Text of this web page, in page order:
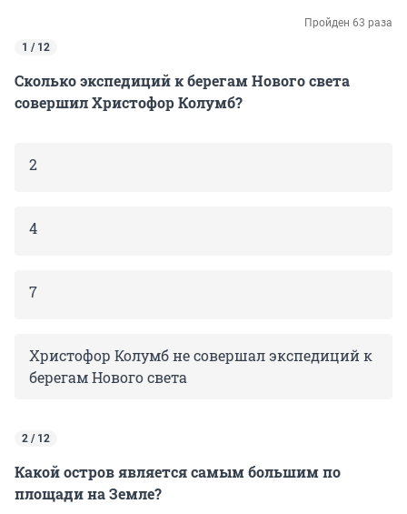
Пройден 63 раза
1 / 12
Сколько экспедиций к берегам Нового света
совершил Христофор Колумб?
2
4
7
Христофор Колумб не совершал экспедиций к
берегам Нового света
2 / 12
Какой остров является самым большим по
площади на Земле?